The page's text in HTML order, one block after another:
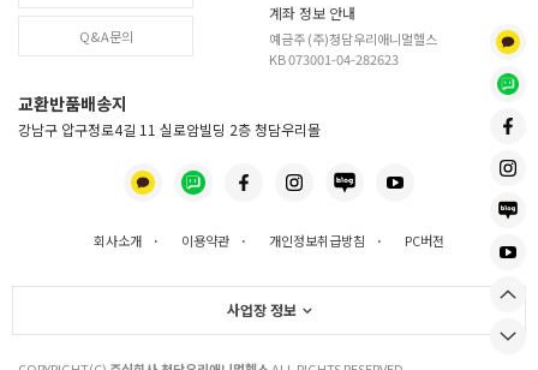
Q&A문의
계좌 정보 안내
예금주 (주)청담우리애니멀헬스
KB 073001-04-282623
교환반품배송지
강남구 압구정로4길 11 실로암빌딩 2층 청담우리몰
회사소개 · 이용약관 · 개인정보취급방침 · PC버전
사업장 정보